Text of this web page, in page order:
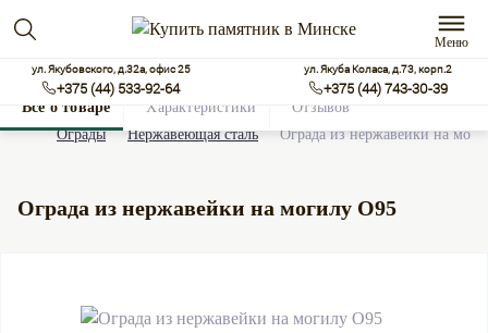
Меню
ул. Якубовского, д.32а, офис 25
+375 (44) 533-92-64
ул. Якуба Коласа, д.73, корп.2
+375 (44) 743-30-39
Ограды Нержавеющая сталь Ограда из нержавейки на
Ограда из нержавейки на могилу О95
Все о товаре Характеристики Отзывов